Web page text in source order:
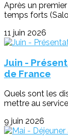
Après un
temps forts
11 juin 2026
Juin -
de France
Quels sont les
mettre au
9 juin 2026